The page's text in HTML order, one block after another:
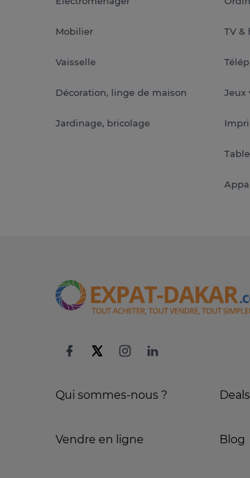
Mobilier
Vaisselle
Décoration, linge de maison
Jardinage, bricolage
TV &
Jeux
Qui sommes-nous ?
Vendre en ligne
Deals
Blog